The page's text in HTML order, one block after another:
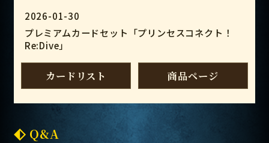
2026-01-30
プレミアムカードセット「プリンセスコネクト！
Re:Dive」
カードリスト 商品ページ
Q&A